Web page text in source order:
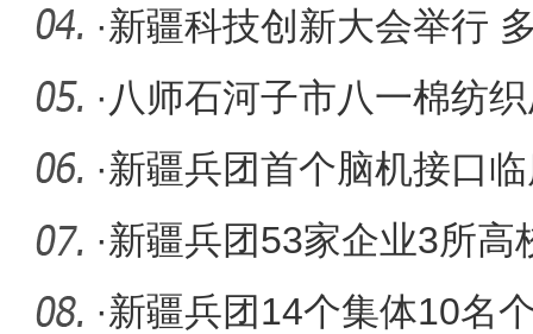
·新疆科技创新大会举行
· 八师石河子市八一棉纺
誉全国
·新疆兵团首个脑机接口
·新疆兵团53家企业3所高
交会
·新疆兵团14个集体10名